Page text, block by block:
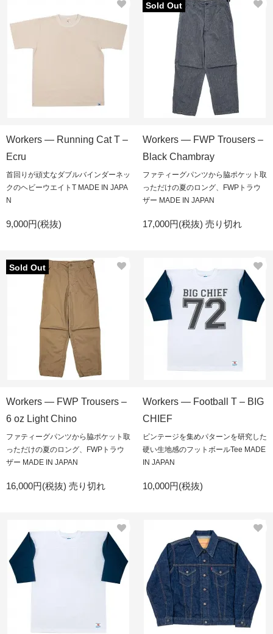
Workers — Running Cat T –
Ecru
首回りが頑丈なダブルバインダーネッ
クのヘビーウエイトT MADE IN JAPA
N
9,000円(税抜)
Sold Out
Workers — FWP Trousers –
Black Chambray
ファティーグパンツから脇ポケット取
っただけの夏のロング、FWPトラウ
ザー MADE IN JAPAN
17,000円(税抜) 売り切れ
Sold Out
Workers — FWP Trousers –
6 oz Light Chino
ファティーグパンツから脇ポケット取
っただけの夏のロング、FWPトラウ
ザー MADE IN JAPAN
16,000円(税抜) 売り切れ
Workers — Football T – BIG
CHIEF
ビンテージを集めパターンを研究した
硬い生地感のフットボールTee MADE
IN JAPAN
10,000円(税抜)